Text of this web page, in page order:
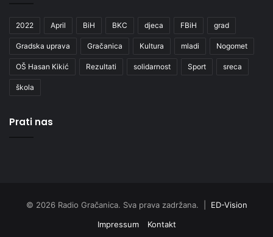
2022 April BiH BKC djeca FBiH grad
Gradska uprava Gračanica Kultura mladi Nogomet
OŠ Hasan Kikić Rezultati solidarnost Sport sreca
škola
Prati nas
© 2026 Radio Gračanica. Sva prava zadržana. | ED-Vision
Impressum
Kontakt